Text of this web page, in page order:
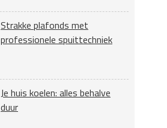
Strakke plafonds met
professionele spuittechniek
Je huis koelen: alles behalve
duur